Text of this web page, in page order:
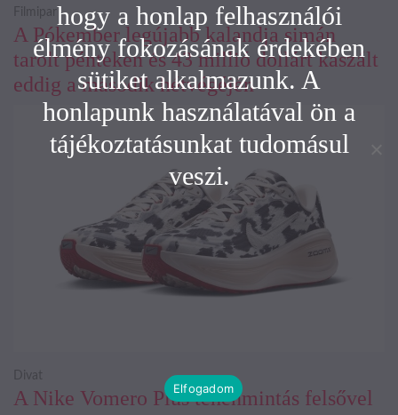
A Pókember legújabb kalandja simán
tarolt pénteken és 43 millió dollárt kaszált
eddig a második hétvégéjén
Filmipar
A Nike Vomero Plus tehénmintás felsővel
Divat
hogy a honlap felhasználói
élmény fokozásának érdekében
sütiket alkalmazunk. A
honlapunk használatával ön a
tájékoztatásunkat tudomásul
veszi.
Elfogadom